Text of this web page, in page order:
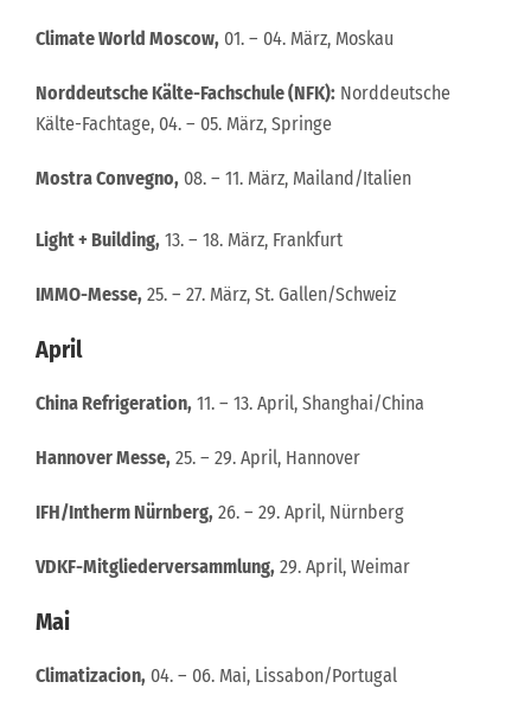
Climate World Moscow, 01. – 04. März, Moskau
Norddeutsche Kälte-Fachschule (NFK): Norddeutsche
Kälte-Fachtage, 04. – 05. März, Springe
Mostra Convegno, 08. – 11. März, Mailand/Italien
Light + Building, 13. – 18. März, Frankfurt
IMMO-Messe, 25. – 27. März, St. Gallen/Schweiz
April
China Refrigeration, 11. – 13. April, Shanghai/China
Hannover Messe, 25. – 29. April, Hannover
IFH/Intherm Nürnberg, 26. – 29. April, Nürnberg
VDKF-Mitgliederversammlung, 29. April, Weimar
Mai
Climatizacion, 04. – 06. Mai, Lissabon/Portugal